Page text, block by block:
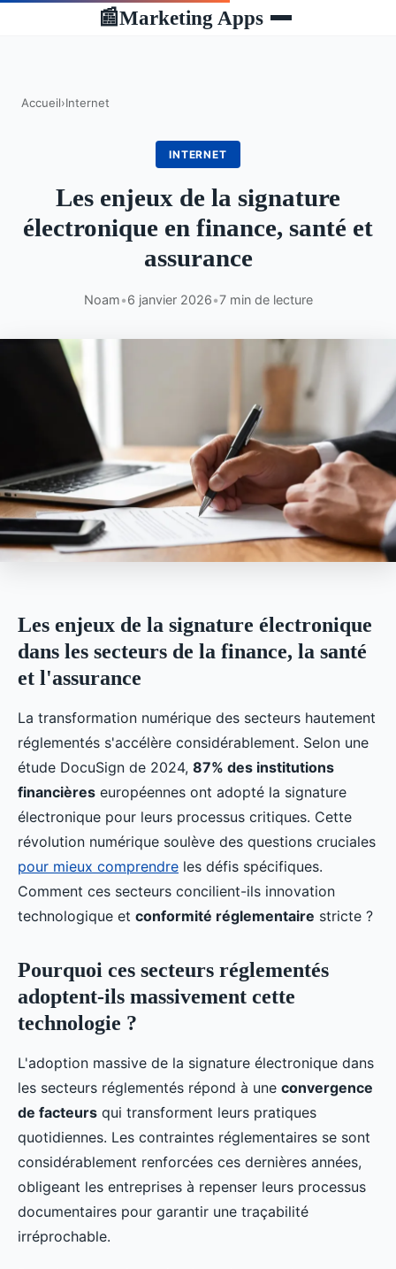
📰Marketing Apps
Accueil›Internet
INTERNET
Les enjeux de la signature
électronique en finance, santé et
assurance
Noam•6 janvier 2026•7 min de lecture
Les enjeux de la signature électronique
dans les secteurs de la finance, la santé
et l'assurance
La transformation numérique des secteurs hautement
réglementés s'accélère considérablement. Selon une
étude DocuSign de 2024, 87% des institutions
financières européennes ont adopté la signature
électronique pour leurs processus critiques. Cette
révolution numérique soulève des questions cruciales
pour mieux comprendre les défis spécifiques.
Comment ces secteurs concilient-ils innovation
technologique et conformité réglementaire stricte ?
Pourquoi ces secteurs réglementés
adoptent-ils massivement cette
technologie ?
L'adoption massive de la signature électronique dans
les secteurs réglementés répond à une convergence
de facteurs qui transforment leurs pratiques
quotidiennes. Les contraintes réglementaires se sont
considérablement renforcées ces dernières années,
obligeant les entreprises à repenser leurs processus
documentaires pour garantir une traçabilité
irréprochable.